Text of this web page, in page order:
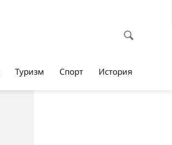
Туризм Спорт История